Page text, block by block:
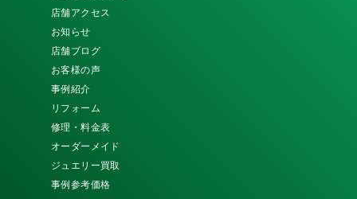
店舗アクセス
お知らせ
店舗ブログ
お客様の声
事例紹介
リフォーム
修理・料金表
オーダーメイド
ジュエリー買取
事例参考価格